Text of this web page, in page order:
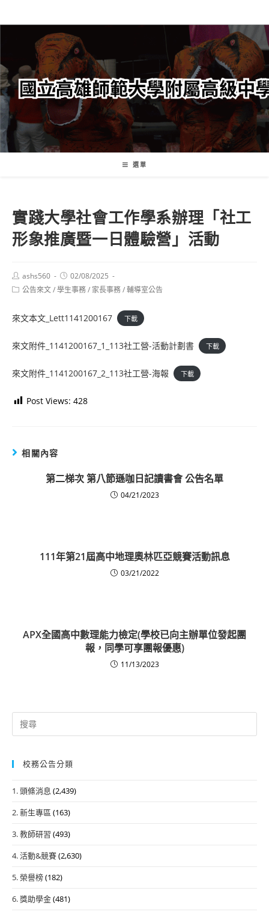
轉
要
內
容
選單
實踐大學社會工作學系辦理「社工
形象推廣暨一日體驗營」活動
Post
author:
ashs560
Post
published:
02/08/2025
Post公告來文/學生事務/ 家長事務/輔導室公告
來文本文_Lett1141200167 下載
來文附件_1141200167_1_113社工營-活動計劃書 下載
來文附件_1141200167_2_113社工營-海報 下載
Post Views: 428
相關內容
第二梯次 第八節遜咖日記讀書會 公告名單
04/21/2023
111年第21屆高中地理奧林匹亞競賽活動訊息
03/21/2022
APX全國高中數理能力檢定(學校已向主辦單位發起團
報，同學可享團報優惠)
11/13/2023
Search
for:
校務公告分類
1. 頭條消息 (2,439)
2. 新生專區 (163)
3. 教師研習 (493)
4. 活動&競賽(2,630)
5. 榮譽榜(182)
6. 獎助學金(481)